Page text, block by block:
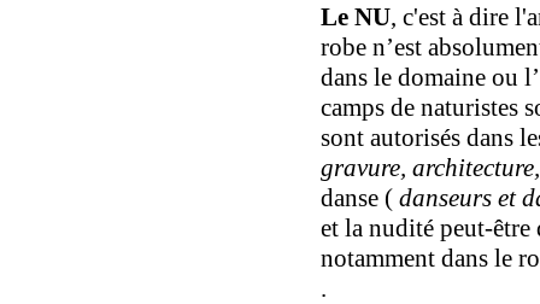
Le NU, c'est à dire
robe n’est
dans le domaine ou
camps de naturistes
sont autorisés dans
gravure,
danse ( danseurs et
et la nudité peut-
notamment dans le
.